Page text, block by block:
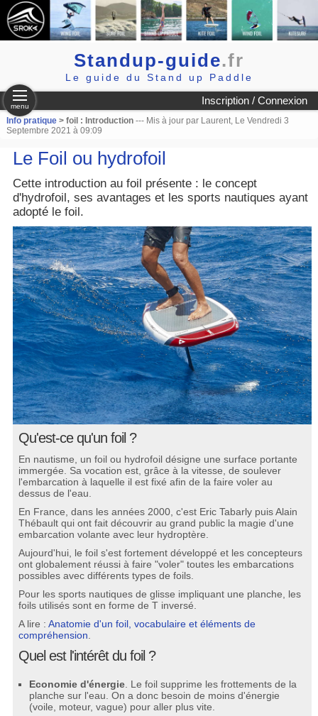
Standup-guide.fr
Le guide du Stand up Paddle
Inscription / Connexion
menu
Info pratique> foil : Introduction--- Mis à jour par Laurent, Le Vendredi 3
Septembre 2021 à 09:09
Le Foil ou hydrofoil
Cette introduction au foil présente : le concept
d'hydrofoil, ses avantages et les sports nautiques ayant
adopté le foil.
Qu'est-ce qu'un foil ?
En nautisme, un foil ou hydrofoil désigne une surface portante
immergée. Sa vocation est, grâce à la vitesse, de soulever
l'embarcation à laquelle il est fixé afin de la faire voler au
dessus de l'eau.
En France, dans les années 2000, c'est Eric Tabarly puis Alain
Thébault qui ont fait découvrir au grand public la magie d'une
embarcation volante avec leur hydroptère.
Aujourd'hui, le foil s'est fortement développé et les concepteurs
ont globalement réussi à faire "voler" toutes les embarcations
possibles avec différents types de foils.
Pour les sports nautiques de glisse impliquant une planche, les
foils utilisés sont en forme de T inversé.
A lire :Anatomie d'un foil, vocabulaire et éléments de
compréhension.
Quel est l'intérêt du foil ?
Economie d'énergie. Le foil supprime les frottements de la
planche sur l'eau. On a donc besoin de moins d'énergie
(voile, moteur, vague) pour aller plus vite.